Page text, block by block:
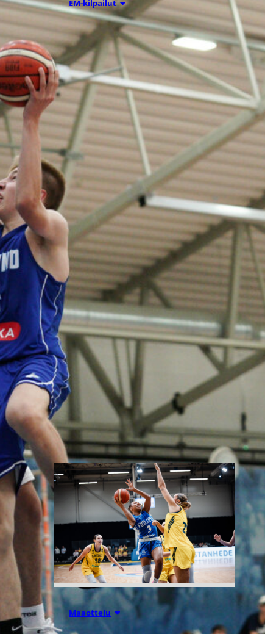
EM-kilpailut 08.08.2026 00:37
Suomen 16-
vuotiaat pojat
voittivat
Luxemburgin
– EM-kisojen
voittotili
aukesi
vakuuttavalla
pelillä
Suomen 16-vuotiaat pojat
ottivat vakuuttavan 85–45-voiton
Luxemburgista B-divisioonan
EM-kilpailuissa johtamalla
ottelua alusta loppuun. Suomi
kohtaa huomenna Ruotsin klo
19.30 Suomen aikaa.
Maaottelu 07.08.2026 21:42